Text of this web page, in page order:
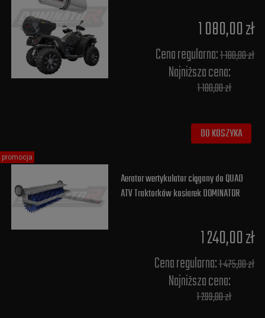
1 080,00 zł
Cena regularna:1 180,00 zł
Najniższa cena:
1 180,00 zł
DO KOSZYKA
Aerator wertykulator ciągany do QUAD
ATV Traktorków kosiarek DOMINATOR
1 240,00 zł
Cena regularna:1 475,00 zł
Najniższa cena:
1 299,00 zł
promocja